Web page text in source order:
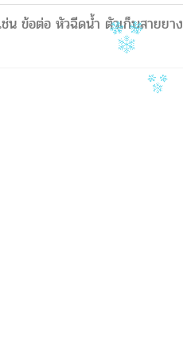
น ข้อต่อ หัวฉีดน้ำ ตัวเก็บสายยาง